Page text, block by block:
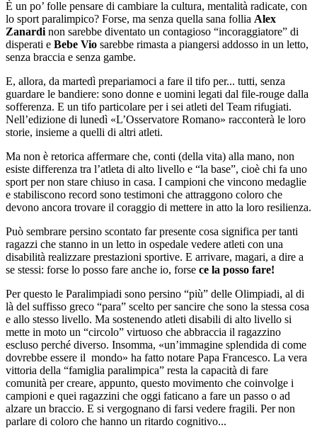
È un po’ folle pensare di cambiare la cultura, mentalità radicate, con
lo sport paralimpico? Forse, ma senza quella sana follia Alex
Zanardi non sarebbe diventato un contagioso “incoraggiatore” di
disperati e Bebe Vio sarebbe rimasta a piangersi addosso in un letto,
senza braccia e senza gambe.
E, allora, da martedì prepariamoci a fare il tifo per... tutti, senza
guardare le bandiere: sono donne e uomini legati dal file-rouge dalla
sofferenza. E un tifo particolare per i sei atleti del Team rifugiati.
Nell’edizione di lunedì «L’Osservatore Romano» racconterà le loro
storie, insieme a quelli di altri atleti.
Ma non è retorica affermare che, conti (della vita) alla mano, non
esiste differenza tra l’atleta di alto livello e “la base”, cioè chi fa uno
sport per non stare chiuso in casa. I campioni che vincono medaglie
e stabiliscono record sono testimoni che attraggono coloro che
devono ancora trovare il coraggio di mettere in atto la loro resilienza.
Può sembrare persino scontato far presente cosa significa per tanti
ragazzi che stanno in un letto in ospedale vedere atleti con una
disabilità realizzare prestazioni sportive. E arrivare, magari, a dire a
se stessi: forse lo posso fare anche io, forse ce la posso fare!
Per questo le Paralimpiadi sono persino “più” delle Olimpiadi, al di
là del suffisso greco “para” scelto per sancire che sono la stessa cosa
e allo stesso livello. Ma sostenendo atleti disabili di alto livello si
mette in moto un “circolo” virtuoso che abbraccia il ragazzino
escluso perché diverso. Insomma, «un’immagine splendida di come
dovrebbe essere il mondo» ha fatto notare Papa Francesco. La vera
vittoria della “famiglia paralimpica” resta la capacità di fare
comunità per creare, appunto, questo movimento che coinvolge i
campioni e quei ragazzini che oggi faticano a fare un passo o ad
alzare un braccio. E si vergognano di farsi vedere fragili. Per non
parlare di coloro che hanno un ritardo cognitivo...